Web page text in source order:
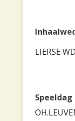
LIERSE
Speeldag